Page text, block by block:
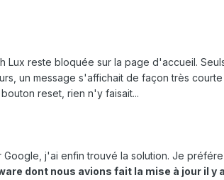
reste bloquée sur la page d'accueil.
un message s'affichait de façon très courte
reset, rien n'y faisait...
j'ai enfin trouvé la solution. Je
dont nous avions fait la mise à jour il y